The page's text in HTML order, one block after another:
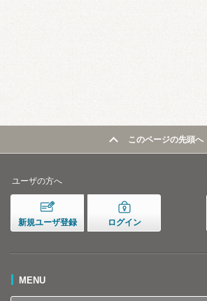
このページの先頭へ
ユーザの方へ
新規ユーザ登録 ログイン
MENU